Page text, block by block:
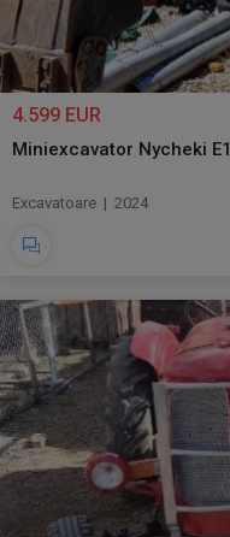
4.599 EUR
Miniexcavator Nycheki
Excavatoare | 2024